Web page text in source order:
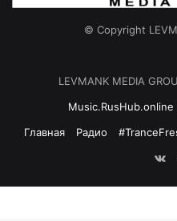
© Copyright
LEVMANK MEDIA
Music.RusHub.online
Главная
Радио